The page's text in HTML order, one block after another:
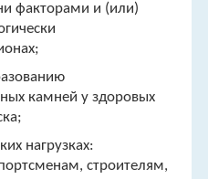
факторами и (или)
камней у здоровых
нагрузках:
строителям,